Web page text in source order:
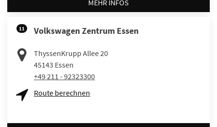
MEHR INFOS
11 Volkswagen Zentrum Essen
ThyssenKrupp Allee 20
45143 Essen
+49 211 - 92323300
Route berechnen